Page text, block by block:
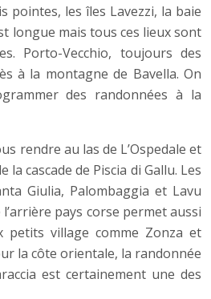
pointes, les îles Lavezzi, la baie
longue mais tous ces lieux sont
Porto-Vecchio, toujours des
à la montagne de Bavella. On
des randonnées à la
rendre au las de L’Ospedale et
cascade de Piscia di Gallu. Les
Giulia, Palombaggia et Lavu
pays corse permet aussi
petits village comme Zonza et
la côte orientale, la randonnée
est certainement une des